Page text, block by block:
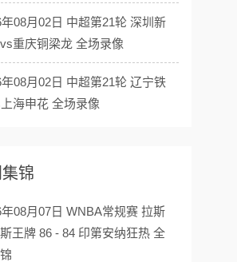
年08月02日 中超第21轮 深圳新
重庆铜梁龙 全场录像
年08月02日 中超第21轮 辽宁铁
海申花 全场录像
锦
年08月07日 WNBA常规赛 拉斯
王牌 86 - 84 印第安纳狂热 全